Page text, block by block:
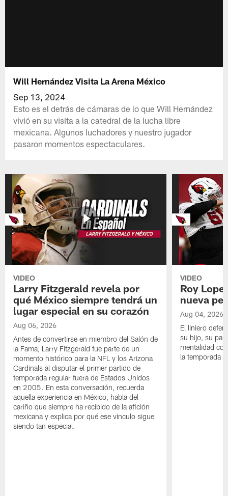
Will Hernández Visita La Arena México
Sep 13, 2024
Esto es el detrás de cámaras de lo que Will Hernández
vivió en su visita a la catedral de la lucha libre
mexicana. Algunos luchadores y nuestro jugador
pasaron momentos espectaculares.
VIDEO
Larry Fitzgerald revela por
qué México siempre tendrá un
lugar especial en su corazón
Aug 06, 2026
Antes de convertirse en miembro del Salón de
la Fama, Larry Fitzgerald fue parte de un
momento histórico para la NFL y los Arizona
Cardinals al disputar el primer partido de
temporada regular fuera de Estados Unidos
en 2005. En esta conversación, recuerda
aquella experiencia en México, habla del
cariño que siempre ha recibido de la afición
mexicana y explica por qué ese vínculo sigue
siendo tan especial.
VIDEO
Roy
nueva
Aug 04, 2026
El liniero
su hijo, su
mentalidad
la temporada